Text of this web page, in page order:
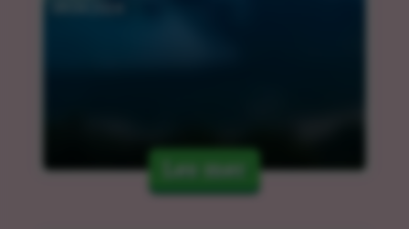
Les mer